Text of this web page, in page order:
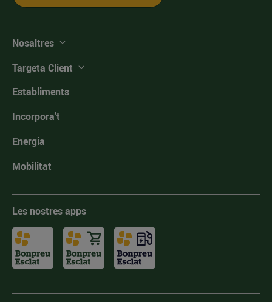
Nosaltres
Targeta Client
Establiments
Incorpora't
Energia
Mobilitat
Les nostres apps